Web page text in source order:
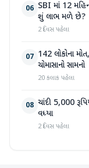
06 SBI માં 12
શું લાભ મળે છે?
2 દિવસ પહેલા
07 142 લોકોના
ચોમાસાનો સામનો
20 કલાક પહેલા
08 ચાંદી 5,000
વધ્યા
2 દિવસ પહેલા